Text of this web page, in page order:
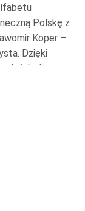
Polskę z
Koper –
Dzięki
faktów z